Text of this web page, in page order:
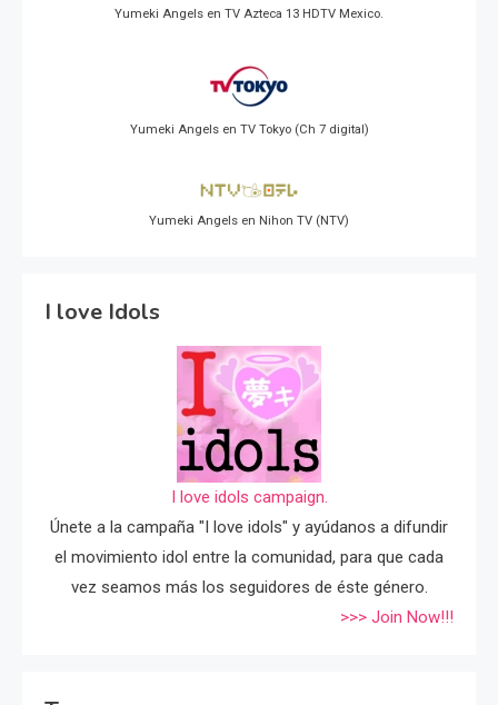
Yumeki Angels en TV Azteca 13 HDTV Mexico.
Yumeki Angels en TV Tokyo (Ch 7 digital)
Yumeki Angels en Nihon TV (NTV)
I love Idols
I love idols campaign.
Únete a la campaña "I love idols" y ayúdanos a difundir
el movimiento idol entre la comunidad, para que cada
vez seamos más los seguidores de éste género.
>>> Join Now!!!